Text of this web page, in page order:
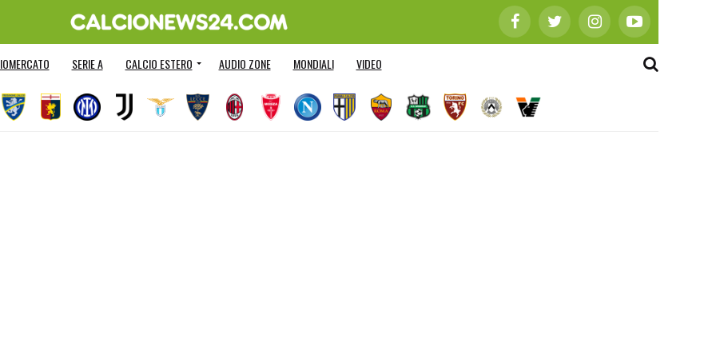
SERIE A CALCIO ESTERO AUDIO ZONE MONDIALI VIDEO